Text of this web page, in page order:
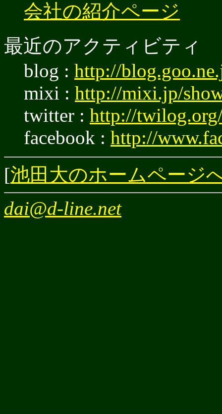
会社の紹介ページ
最近のアクティビティ
blog : http://
mixi : http://mixi.jp/
twitter : http://
facebook : http://
[池田大のホームページ
dai@d-line.net